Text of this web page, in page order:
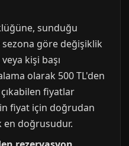
sunduğu
göre değişiklik
kişi başı
olarak 500 TL'den
fiyatlar
fiyat için doğrudan
en doğrusudur.